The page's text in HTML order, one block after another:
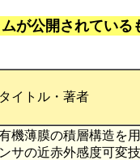
が公開されている
タイトル・著者
機薄膜の積層構造を
ンサの近赤外感度可変